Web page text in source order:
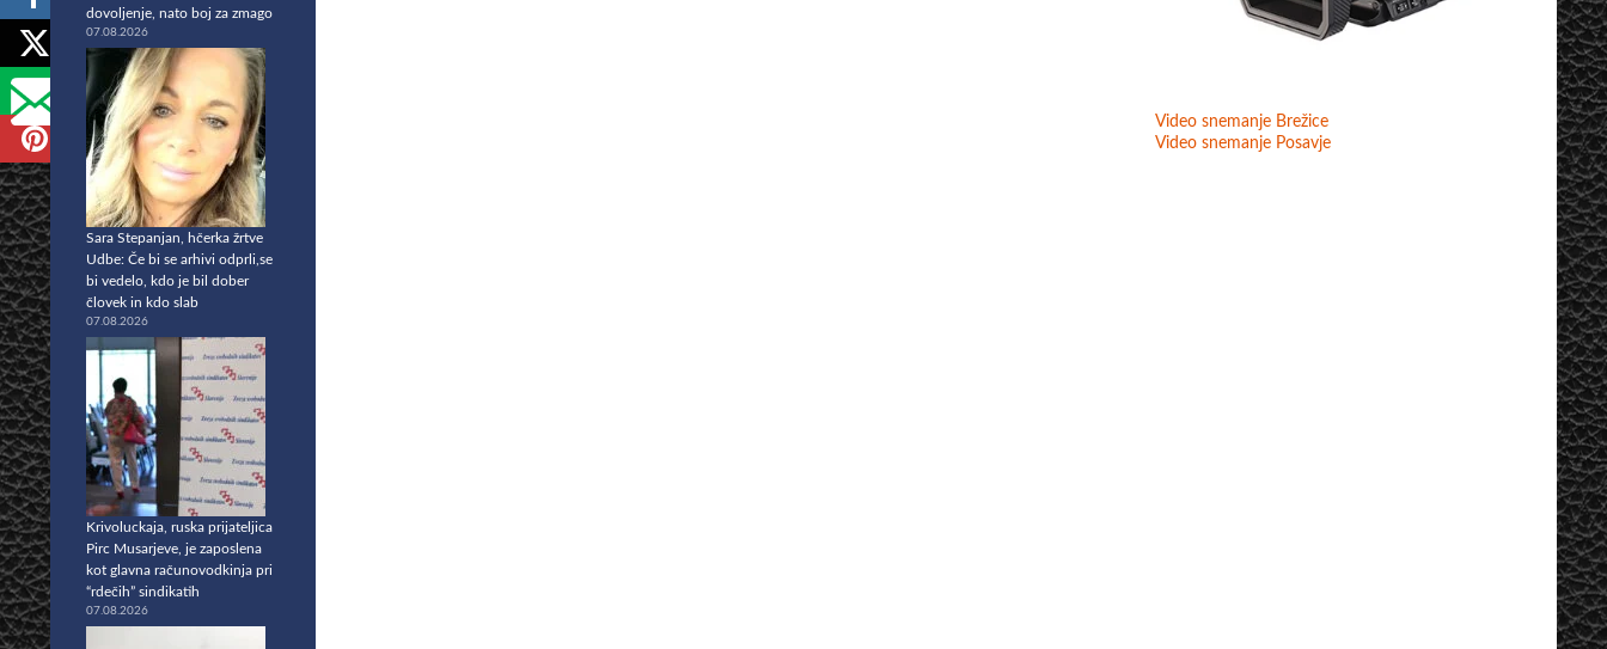
Video snemanje Brežice
Video snemanje Posavje
dovoljenje, nato boj za zmago
07.08.2026
Sara Stepanjan, hčerka žrtve
Udbe: Če bi se arhivi odprli,se
bi vedelo, kdo je bil dober
človek in kdo slab
07.08.2026
Krivoluckaja, ruska prijateljica
Pirc Musarjeve, je zaposlena
kot glavna računovodkinja pri
“rdečih” sindikatih
07.08.2026